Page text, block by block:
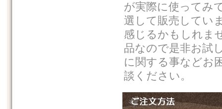
が実際に使ってみ
選して販売してい
感じるかもしれま
品なので是非お試
に関する事などお
談ください。